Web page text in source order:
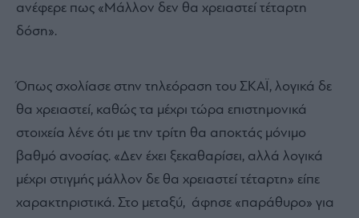
ανέφερε πως «Μάλλον δεν θα χρειαστεί τέταρτη
δόση».
Όπως σχολίασε στην τηλεόραση του ΣΚΑΪ, λογικά δε
θα χρειαστεί, καθώς τα μέχρι τώρα επιστημονικά
στοιχεία λένε ότι με την τρίτη θα αποκτάς μόνιμο
βαθμό ανοσίας. «Δεν έχει ξεκαθαρίσει, αλλά λογικά
μέχρι στιγμής μάλλον δε θα χρειαστεί τέταρτη» είπε
χαρακτηριστικά. Στο μεταξύ, άφησε «παράθυρο» για